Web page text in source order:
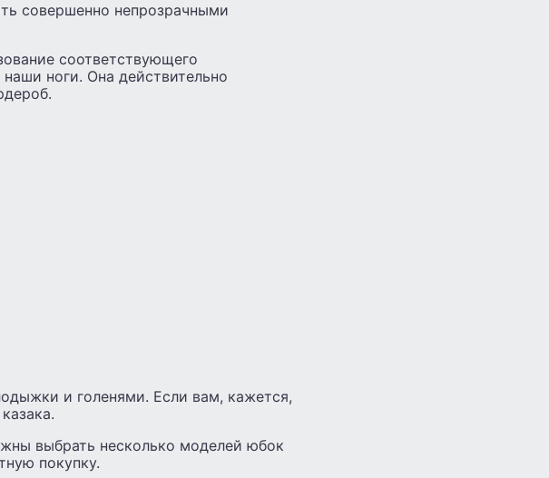
совершенно непрозрачными
соответствующего
ноги. Она действительно
и голенями. Если вам, кажется,
выбрать несколько моделей юбок
покупку.